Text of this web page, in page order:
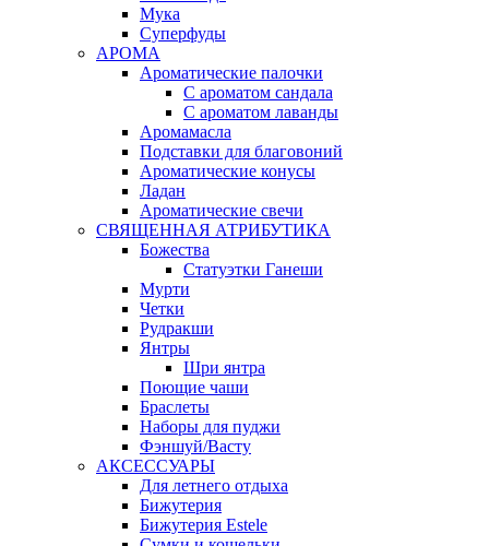
Мука
Суперфуды
АРОМА
Ароматические палочки
С ароматом сандала
С ароматом лаванды
Аромамасла
Подставки для благовоний
Ароматические конусы
Ладан
Ароматические свечи
СВЯЩЕННАЯ АТРИБУТИКА
Божества
Статуэтки Ганеши
Мурти
Четки
Рудракши
Янтры
Шри янтра
Поющие чаши
Браслеты
Наборы для пуджи
Фэншуй/Васту
АКСЕССУАРЫ
Для летнего отдыха
Бижутерия
Бижутерия Estele